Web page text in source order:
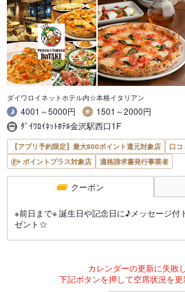
ダイワロイネットホテル内☆本格イタリアン
4001～5000円
1501～2000円
ﾀﾞｲﾜﾛｲﾈｯﾄﾎﾃﾙ金沢駅西口1F
【アプリ予約限定】最大800ポイント還元対象店
口
ポイントプラス対象店
適格請求書発行事業者
クーポン
※前日まで※ 誕生日や記念日に♪メッセージ付
ゼント☆
カレンダーの更新に失敗
下記ボタンを押して空席状況を更